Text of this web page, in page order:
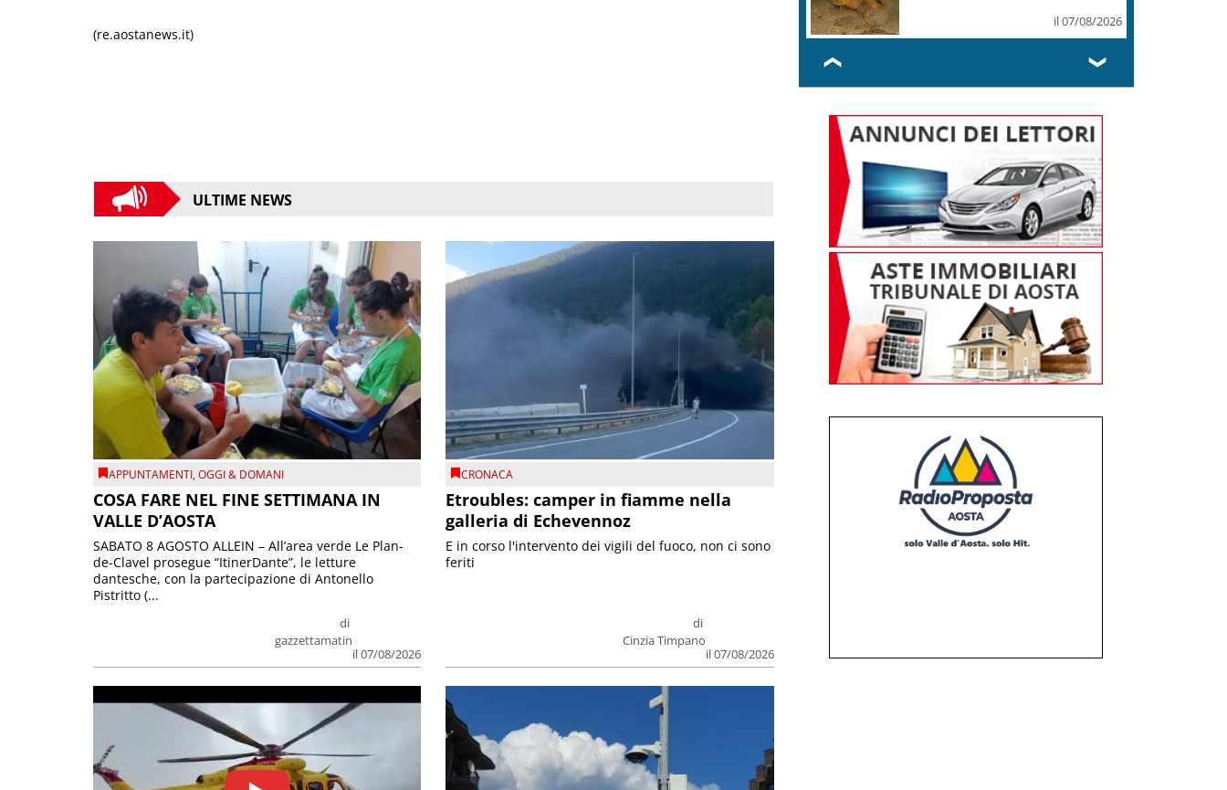
(re.aostanews.it)
ULTIME NEWS
APPUNTAMENTI,OGGI & DOMANI
COSA FARE NEL FINE SETTIMANA IN
VALLE D’AOSTA
di
gazzettamatin
il 07/08/2026
SABATO 8 AGOSTO ALLEIN – All’area verde Le Plan-
de-Clavel prosegue “ItinerDante”, le letture
dantesche, con la partecipazione di Antonello
Pistritto (...
CRONACA
Etroubles: camper in fiamme nella
galleria di Echevennoz
di
Cinzia Timpano
il 07/08/2026
E in corso l'intervento dei vigili del fuoco, non ci sono
feriti
il 07/08/2026
❮ ❯